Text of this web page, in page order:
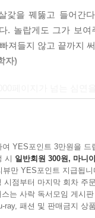
와 팔짱을 끼고 거리
를 이론적으로는 안
멈추지 않는다. 그들
. 아무것도 “안 들리
다. 이름 따위는 없
핏속으로 삽입되기를
이다.
에 집중된다. 입은 (
상이다.
성을 분석하는 저자
의 한 조각만 받아
겨볼 만하다. 그의
도 끼어든다.
숙한 영감의 목소리
, 생산관계, 욕망,
갗을 꿰뚫고 들어간
. 놀랍게도 그가 보
져들지 않고 끝까지
자)
혼란스럽다.
발전하는 과정을 흥
YES포인트 3만원을 드
시 일반회원 300원, 마니
만 YES포인트 지급됩니
시점부터 마지막 회차 주
는 사락 독서모임 게시
ray, 패션 및 판매금지 상